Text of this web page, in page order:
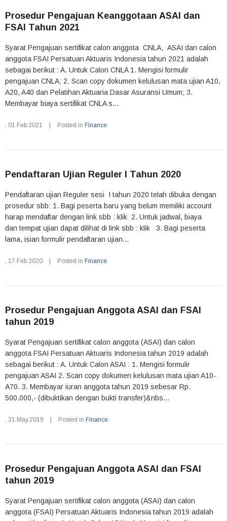
Prosedur Pengajuan Keanggotaan ASAI dan
FSAI Tahun 2021
Syarat Pengajuan sertifikat calon anggota CNLA, ASAI dan calon
anggota FSAI Persatuan Aktuaris Indonesia tahun 2021 adalah
sebagai berikut : A. Untuk Calon CNLA 1. Mengisi formulir
pengajuan CNLA; 2. Scan copy dokumen kelulusan mata ujian A10,
A20, A40 dan Pelatihan Aktuaria Dasar Asuransi Umum; 3.
Membayar biaya sertifikat CNLA s...
, 01.Feb.2021 Posted in Finance
Pendaftaran Ujian Reguler I Tahun 2020
Pendaftaran ujian Reguler sesi I tahun 2020 telah dibuka dengan
prosedur sbb: 1. Bagi peserta baru yang belum memiliki account
harap mendaftar dengan link sbb : klik 2. Untuk jadwal, biaya
dan tempat ujian dapat dilihat di link sbb : klik 3. Bagi peserta
lama, isian formulir pendaftaran ujian...
, 17.Feb.2020 Posted in Finance
Prosedur Pengajuan Anggota ASAI dan FSAI
tahun 2019
Syarat Pengajuan sertifikat calon anggota (ASAI) dan calon
anggota FSAI Persatuan Aktuaris Indonesia tahun 2019 adalah
sebagai berikut : A. Untuk Calon ASAI : 1. Mengisi formulir
pengajuan ASAI 2. Scan copy dokumen kelulusan mata ujian A10-
A70. 3. Membayar iuran anggota tahun 2019 sebesar Rp.
500.000,- (dibuktikan dengan bukti transfer)&nbs...
, 31.May.2019 Posted in Finance
Prosedur Pengajuan Anggota ASAI dan FSAI
tahun 2019
Syarat Pengajuan sertifikat calon anggota (ASAI) dan calon
anggota (FSAI) Persatuan Aktuaris Indonesia tahun 2019 adalah